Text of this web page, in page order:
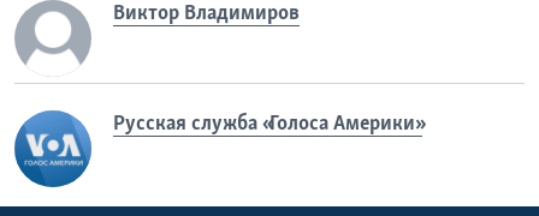
Виктор Владимиров
Русская служба «Голоса Америки»